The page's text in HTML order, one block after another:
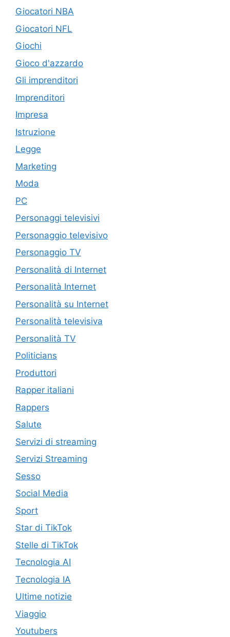
Giocatori NBA
Giocatori NFL
Giochi
Gioco d'azzardo
Gli imprenditori
Imprenditori
Impresa
Istruzione
Legge
Marketing
Moda
PC
Personaggi televisivi
Personaggio televisivo
Personaggio TV
Personalità di Internet
Personalità Internet
Personalità su Internet
Personalità televisiva
Personalità TV
Politicians
Produttori
Rapper italiani
Rappers
Salute
Servizi di streaming
Servizi Streaming
Sesso
Social Media
Sport
Star di TikTok
Stelle di TikTok
Tecnologia AI
Tecnologia IA
Ultime notizie
Viaggio
Youtubers